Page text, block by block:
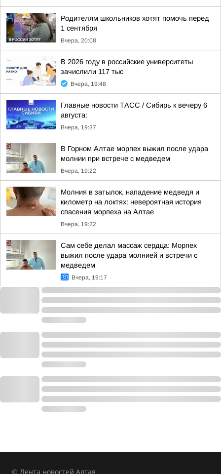
Родителям школьников хотят помочь перед
1 сентября
Вчера, 20:08
В 2026 году в российские университеты
зачислили 117 тыс
Вчера, 19:48
Главные новости ТАСС / Сибирь к вечеру 6
августа:
Вчера, 19:37
В Горном Алтае морпех выжил после удара
молнии при встрече с медведем
Вчера, 19:22
Молния в затылок, нападение медведя и
километр на локтях: невероятная история
спасения морпеха на Алтае
Вчера, 19:22
Сам себе делал массаж сердца: Морпех
выжил после удара молнией и встречи с
медведем
Вчера, 19:17
© Лента новостей Алтая